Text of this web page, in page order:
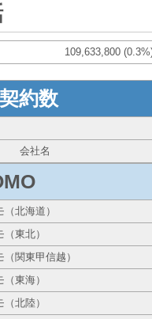
109,633,800
約数
会社名
北海道）
東北）
関東甲信越）
東海）
北陸）